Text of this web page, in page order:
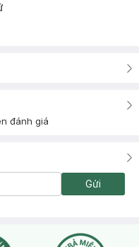
đánh giá
Gửi